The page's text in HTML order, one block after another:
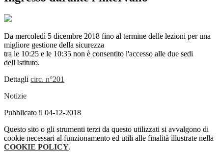
Da mercoledì 5 dicembre 2018 fino al termine delle lezioni per una
migliore gestione della sicurezza
tra le 10:25 e le 10:35 non è consentito l'accesso alle due sedi
dell'Istituto.
Dettagli circ. n°201
Notizie
Pubblicato il 04-12-2018
Questo sito o gli strumenti terzi da questo utilizzati si avvalgono di
cookie necessari al funzionamento ed utili alle finalità illustrate nella
COOKIE POLICY.